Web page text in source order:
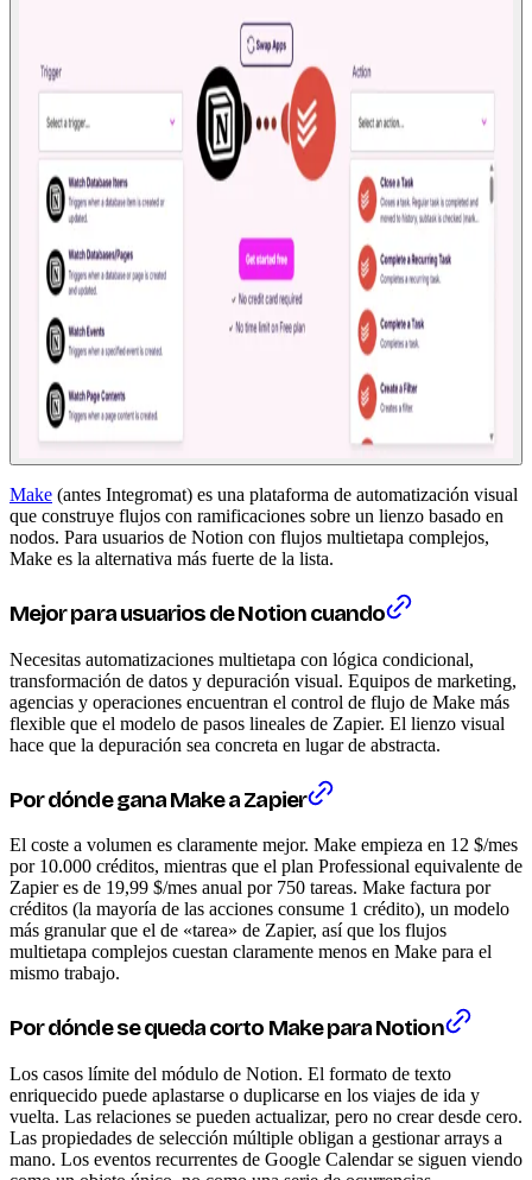
Make (antes Integromat) es una plataforma de automatización visual
que construye flujos con ramificaciones sobre un lienzo basado en
nodos. Para usuarios de Notion con flujos multietapa complejos,
Make es la alternativa más fuerte de la lista.
Mejor para usuarios de Notion cuando
Necesitas automatizaciones multietapa con lógica condicional,
transformación de datos y depuración visual. Equipos de marketing,
agencias y operaciones encuentran el control de flujo de Make más
flexible que el modelo de pasos lineales de Zapier. El lienzo visual
hace que la depuración sea concreta en lugar de abstracta.
Por dónde gana Make a Zapier
El coste a volumen es claramente mejor. Make empieza en 12 $/mes
por 10.000 créditos, mientras que el plan Professional equivalente de
Zapier es de 19,99 $/mes anual por 750 tareas. Make factura por
créditos (la mayoría de las acciones consume 1 crédito), un modelo
más granular que el de «tarea» de Zapier, así que los flujos
multietapa complejos cuestan claramente menos en Make para el
mismo trabajo.
Por dónde se queda corto Make para Notion
Los casos límite del módulo de Notion. El formato de texto
enriquecido puede aplastarse o duplicarse en los viajes de ida y
vuelta. Las relaciones se pueden actualizar, pero no crear desde cero.
Las propiedades de selección múltiple obligan a gestionar arrays a
mano. Los eventos recurrentes de Google Calendar se siguen viendo